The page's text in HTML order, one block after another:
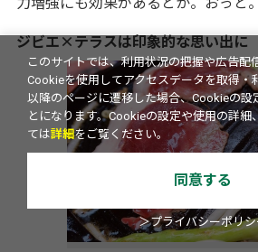
ジビエ×テラスは印象的な思い出に
このサイトでは、利用状況の把握や広告配
Cookieを使用してアクセスデータを取得・
以降のページに遷移した場合、Cookieの設
とになります。Cookieの設定や使用の詳細
ては詳細をご覧ください。
同意する
＞プライバシーポリシ